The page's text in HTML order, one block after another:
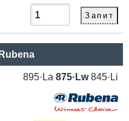
895·La875·Lw845·Li